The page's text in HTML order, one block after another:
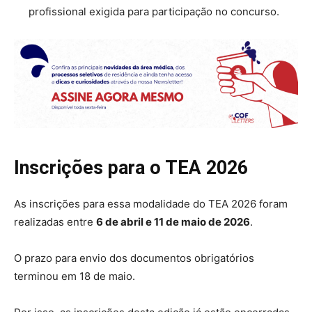
profissional exigida para participação no concurso.
Inscrições para o TEA 2026
As inscrições para essa modalidade do TEA 2026 foram
realizadas entre 6 de abril e 11 de maio de 2026.
O prazo para envio dos documentos obrigatórios
terminou em 18 de maio.